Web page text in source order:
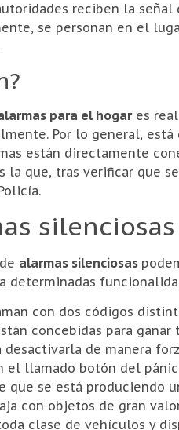
reciben la
se personan en el
para el hogares
Por lo general,
están directamente
la que, tras verificar que
silenciosas
alarmas silenciosas
determinadas
con dos códigos
concebidas para
de manera
el llamado botón del
que se está produciendo
con objetos de gran
clase de vehículos y